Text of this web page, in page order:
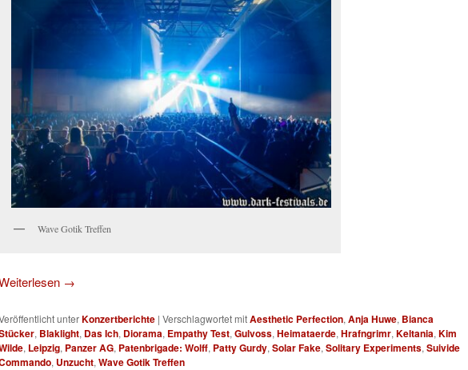
Wave Gotik Treffen
→
unterKonzertberichte | Verschlagwortet mitAesthetic Perfection, Anja Huwe, Bianca
, Blaklight, Das Ich, Diorama, Empathy Test, Gulvoss, Heimataerde, Hrafngrimr, Keltania, Kim
, Leipzig, Panzer AG, Patenbrigade: Wolff, Patty Gurdy, Solar Fake, Solitary Experiments, Suivide
, Unzucht, Wave Gotik Treffen